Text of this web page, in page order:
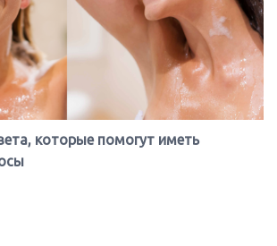
которые помогут иметь